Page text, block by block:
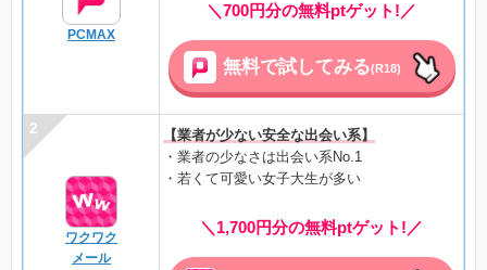
PCMAX
＼700円分の無料ptゲット!／
無料で試してみる(R18)
ワクワク
メール
【業者が少ない安全な出会い系】
・業者の少なさは出会い系No.1
・若くて可愛い女子大生が多い
＼1,700円分の無料ptゲット!／